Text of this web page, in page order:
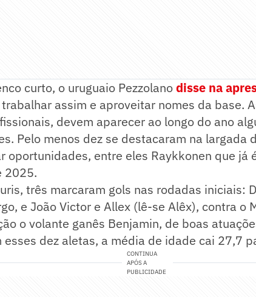
curto, o uruguaio Pezzolanodisse na
assim e aproveitar nomes da base.
devem aparecer ao longo do ano
Pelo menos dez se destacaram na largada
oportunidades, entre eles Raykkonen que já
2025.
três marcaram gols nas rodadas iniciais:
e João Victor e Allex (lê-se Alêx), contra o
o volante ganês Benjamin, de boas
esses dez aletas, a média de idade cai 27,7
CONTINUA
APÓS A
PUBLICIDADE